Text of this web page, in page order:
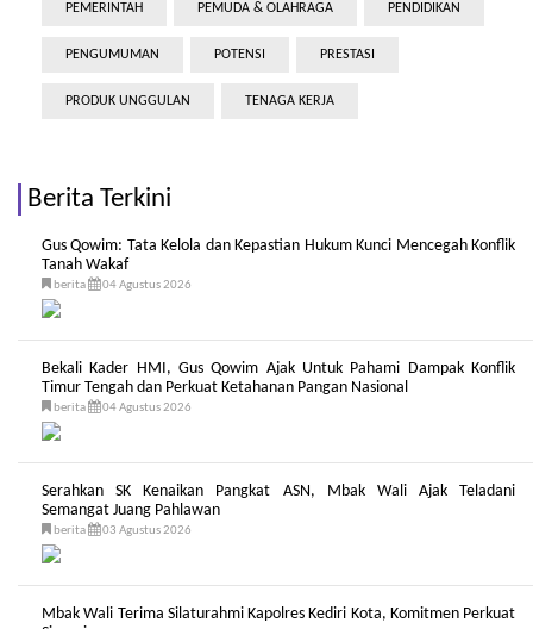
PEMERINTAH PEMUDA & OLAHRAGA PENDIDIKAN
PENGUMUMAN POTENSI PRESTASI
PRODUK UNGGULAN TENAGA KERJA
Berita Terkini
Gus Qowim: Tata Kelola dan Kepastian Hukum Kunci Mencegah Konflik
Tanah Wakaf
berita 04 Agustus 2026
Bekali Kader HMI, Gus Qowim Ajak Untuk Pahami Dampak Konflik
Timur Tengah dan Perkuat Ketahanan Pangan Nasional
berita 04 Agustus 2026
Serahkan SK Kenaikan Pangkat ASN, Mbak Wali Ajak Teladani
Semangat Juang Pahlawan
berita 03 Agustus 2026
Mbak Wali Terima Silaturahmi Kapolres Kediri Kota, Komitmen Perkuat